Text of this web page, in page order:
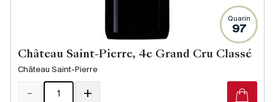
Quarin
97
Château Saint-Pierre, 4e Grand Cru Classé
Château Saint-Pierre
- +